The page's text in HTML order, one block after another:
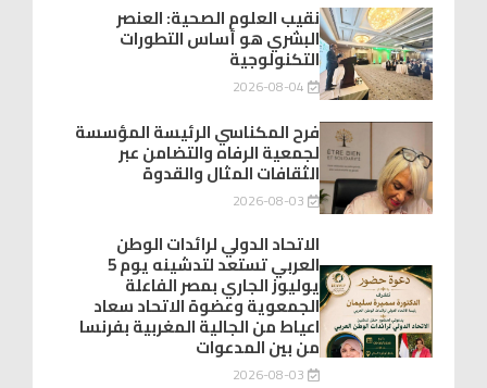
نقيب العلوم الصحية: العنصر
البشري هو أساس التطورات
التكنولوجية
2026-08-04
فرح المكناسي الرئيسة المؤسسة
لجمعية الرفاه والتضامن عبر
الثقافات المثال والقدوة
2026-08-03
الاتحاد الدولي لرائدات الوطن
العربي تستعد لتدشينه يوم 5
يوليوز الجاري بمصر الفاعلة
الجمعوية وعضوة الاتحاد سعاد
اعياط من الجالية المغربية بفرنسا
من بين المدعوات
2026-08-03